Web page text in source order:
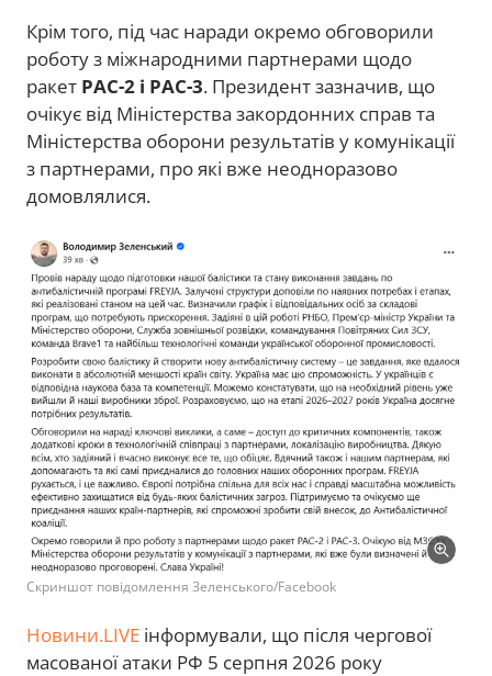
Крім того, під час наради окремо обговорили
роботу з міжнародними партнерами щодо
ракет PAC-2 і PAC-3. Президент зазначив, що
очікує від Міністерства закордонних справ та
Міністерства оборони результатів у комунікації
з партнерами, про які вже неодноразово
домовлялися.
Скриншот повідомлення Зеленського/Facebook
Новини.LIVE інформували, що після чергової
масованої атаки РФ 5 серпня 2026 року